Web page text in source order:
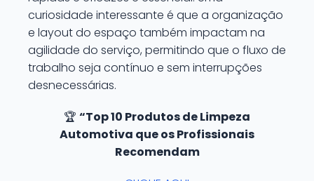
curiosidade interessante é que a organização
e layout do espaço também impactam na
agilidade do serviço, permitindo que o fluxo de
trabalho seja contínuo e sem interrupções
desnecessárias.
🏆 “Top 10 Produtos de Limpeza
Automotiva que os Profissionais
Recomendam